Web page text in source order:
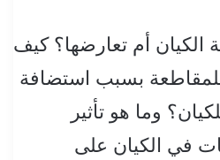
أم تعارضها؟ كيف
بسبب استضافة
وما هو تأثير
في الكيان على